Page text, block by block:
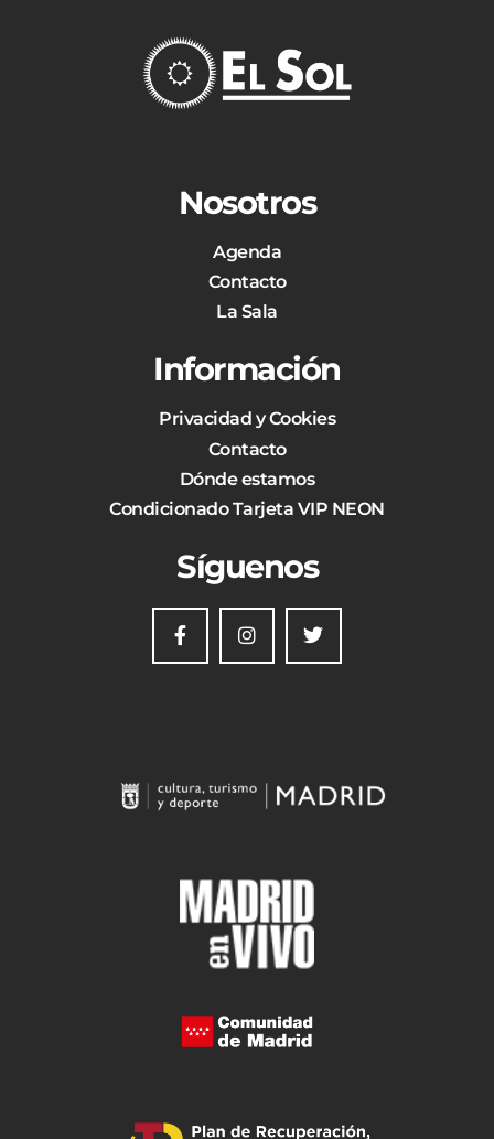
Nosotros
Agenda
Contacto
La Sala
Información
Privacidad y Cookies
Contacto
Dónde estamos
Condicionado Tarjeta VIP NEON
Síguenos